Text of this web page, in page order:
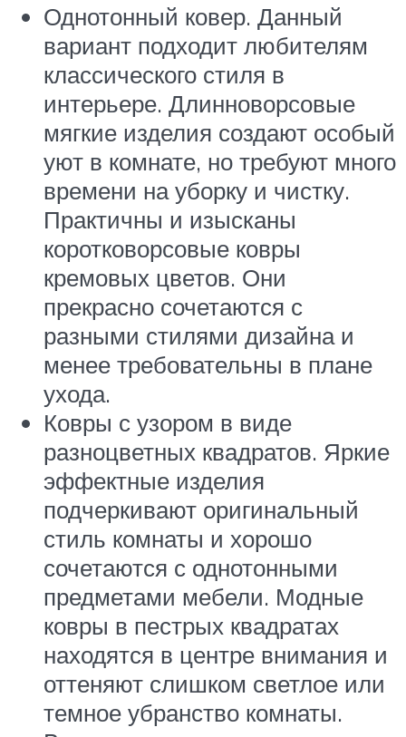
Однотонный ковер. Данный
вариант подходит любителям
классического стиля в
интерьере. Длинноворсовые
мягкие изделия создают особый
уют в комнате, но требуют много
времени на уборку и чистку.
Практичны и изысканы
коротковорсовые ковры
кремовых цветов. Они
прекрасно сочетаются с
разными стилями дизайна и
менее требовательны в плане
ухода.
Ковры с узором в виде
разноцветных квадратов. Яркие
эффектные изделия
подчеркивают оригинальный
стиль комнаты и хорошо
сочетаются с однотонными
предметами мебели. Модные
ковры в пестрых квадратах
находятся в центре внимания и
оттеняют слишком светлое или
темное убранство комнаты.